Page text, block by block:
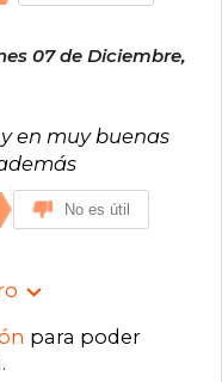
07 de Diciembre,
en muy buenas
No es útil
para poder
.